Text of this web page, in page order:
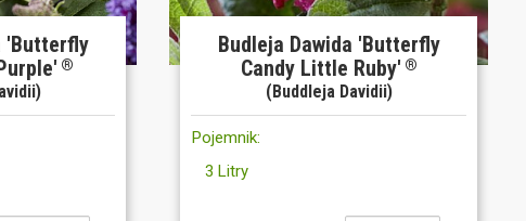
'Butterfly
®
Budleja Dawida 'Butterfly
Candy Little Ruby' ®
(Buddleja Davidii)
Pojemnik:
3 Litry